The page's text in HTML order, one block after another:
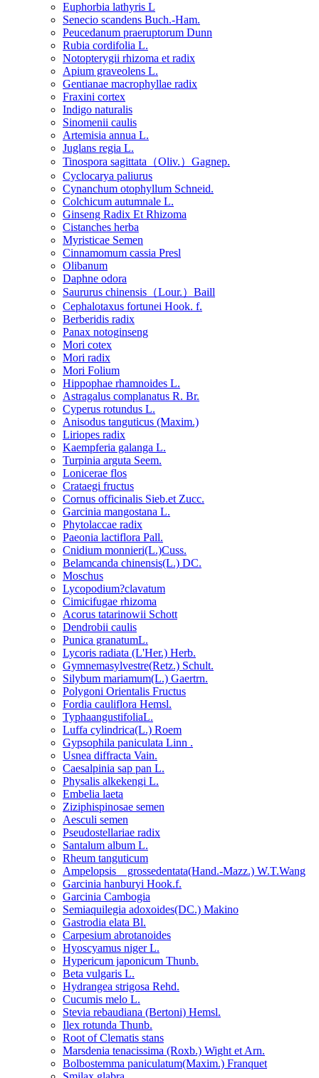
Euphorbia lathyris L
Senecio scandens Buch.-Ham.
Peucedanum praeruptorum Dunn
Rubia cordifolia L.
Notopterygii rhizoma et radix
Apium graveolens L.
Gentianae macrophyllae radix
Fraxini cortex
Indigo naturalis
Sinomenii caulis
Artemisia annua L.
Juglans regia L.
Tinospora sagittata（Oliv.）Gagnep.
Cyclocarya paliurus
Cynanchum otophyllum Schneid.
Colchicum autumnale L.
Ginseng Radix Et Rhizoma
Cistanches herba
Myristicae Semen
Cinnamomum cassia Presl
Olibanum
Daphne odora
Saururus chinensis（Lour.）Baill
Cephalotaxus fortunei Hook. f.
Berberidis radix
Panax notoginseng
Mori cotex
Mori radix
Mori Folium
Hippophae rhamnoides L.
Astragalus complanatus R. Br.
Cyperus rotundus L.
Anisodus tanguticus (Maxim.)
Liriopes radix
Kaempferia galanga L.
Turpinia arguta Seem.
Lonicerae flos
Crataegi fructus
Cornus officinalis Sieb.et Zucc.
Garcinia mangostana L.
Phytolaccae radix
Paeonia lactiflora Pall.
Cnidium monnieri(L.)Cuss.
Belamcanda chinensis(L.) DC.
Moschus
Lycopodium?clavatum
Cimicifugae rhizoma
Acorus tatarinowii Schott
Dendrobii caulis
Punica granatumL.
Lycoris radiata (L'Her.) Herb.
Gymnemasylvestre(Retz.) Schult.
Silybum mariamum(L.) Gaertrn.
Polygoni Orientalis Fructus
Fordia cauliflora Hemsl.
TyphaangustifoliaL.
Luffa cylindrica(L.) Roem
Gypsophila paniculata Linn .
Usnea diffracta Vain.
Caesalpinia sap pan L.
Physalis alkekengi L.
Embelia laeta
Ziziphispinosae semen
Aesculi semen
Pseudostellariae radix
Santalum album L.
Rheum tanguticum
Ampelopsis grossedentata(Hand.-Mazz.) W.T.Wang
Garcinia hanburyi Hook.f.
Garcinia Cambogia
Semiaquilegia adoxoides(DC.) Makino
Gastrodia elata Bl.
Carpesium abrotanoides
Hyoscyamus niger L.
Hypericum japonicum Thunb.
Beta vulgaris L.
Hydrangea strigosa Rehd.
Cucumis melo L.
Stevia rebaudiana (Bertoni) Hemsl.
Ilex rotunda Thunb.
Root of Clematis stans
Marsdenia tenacissima (Roxb.) Wight et Arn.
Bolbostemma paniculatum(Maxim.) Franquet